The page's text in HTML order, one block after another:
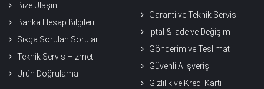
Bize Ulaşın
Banka Hesap Bilgileri
Sıkça Sorulan Sorular
Teknik Servis Hizmeti
Ürün Doğrulama
Garanti ve Teknik Servis
İptal & İade ve Değişim
Gönderim ve Teslimat
Güvenli Alışveriş
Gizlilik ve Kredi Kartı